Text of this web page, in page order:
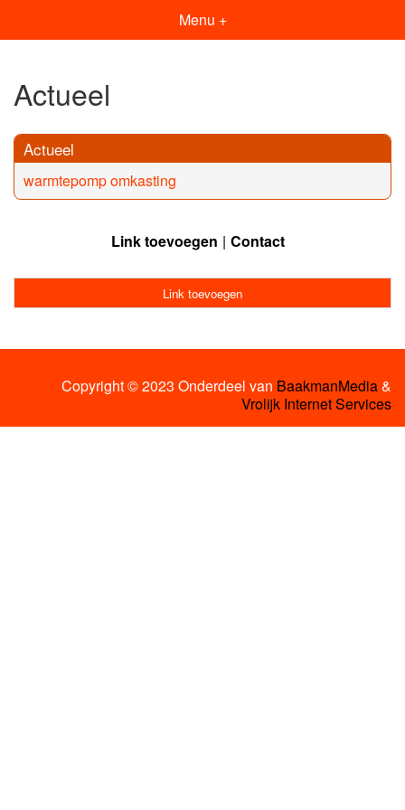
Menu +
Actueel
Actueel
warmtepomp omkasting
Link toevoegen Contact
Link toevoegen
Copyright © 2023 Onderdeel van BaakmanMedia&
Vrolijk Internet Services